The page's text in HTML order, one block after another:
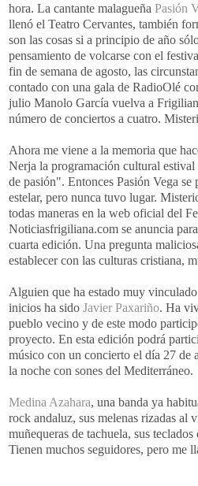
hora. La cantante malagueña Pasión
llenó el Teatro Cervantes, también
son las cosas si a principio de año
pensamiento de volcarse con el
fin de semana de agosto, las
contado con una gala de RadioOlé
julio Manolo García vuelva a
número de conciertos a cuatro.
Ahora me viene a la memoria que
Nerja la programación cultural
de pasión". Entonces Pasión Vega se
estelar, pero nunca tuvo lugar.
todas maneras en la web oficial del
Noticiasfrigiliana.com se anuncia
cuarta edición. Una pregunta
establecer con las culturas cristiana,
Alguien que ha estado muy
inicios ha sido Javier Paxariño. Ha
pueblo vecino y de este modo
proyecto. En esta edición podrá
músico con un concierto el día 27 de
la noche con sones del Mediterráneo.
Medina Azahara, una banda ya
rock andaluz, sus melenas rizadas al
muñequeras de tachuela, sus
Tienen muchos seguidores, pero me